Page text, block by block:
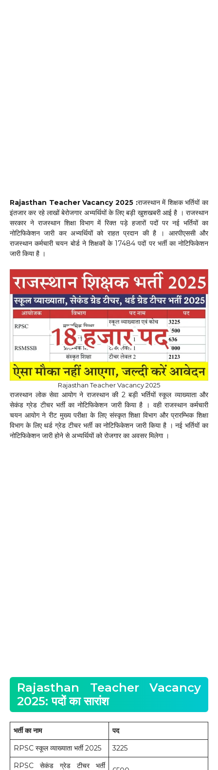
Rajasthan Teacher Vacancy 2025 :राजस्थान में शिक्षक भर्तियों का
इंतजार कर रहे लाखों बेरोजगार अभ्यर्थियों के लिए बड़ी खुशखबरी आई है । राजस्थान
सरकार ने राजस्थान शिक्षा विभाग में रिक्त पड़े हजारों पदों पर नई भर्तियों का
नोटिफिकेशन जारी कर अभ्यर्थियों को राहत प्रदान की है । आरपीएससी और
राजस्थान कर्मचारी चयन बोर्ड ने शिक्षकों के 17484 पदों पर भर्ती का नोटिफिकेशन
जारी किया है ।
Rajasthan Teacher Vacancy 2025
राजस्थान लोक सेवा आयोग ने राजस्थान की 2 बड़ी भर्तियों स्कूल व्याख्याता और
सेकंड ग्रेड टीचर भर्ती का नोटिफिकेशन जारी किया है । वही राजस्थान कर्मचारी
चयन आयोग ने रीट मुख्य परीक्षा के लिए संस्कृत शिक्षा विभाग और प्रारम्भिक शिक्षा
विभाग के लिए थर्ड ग्रेड टीचर भर्ती का नोटिफिकेशन जारी किया है । नई भर्तियों का
नोटिफिकेशन जारी होने से अभ्यर्थियों को रोजगार का अवसर मिलेगा ।
Rajasthan Teacher Vacancy
2025: पदों का सारांश
भर्ती का नाम
पद
RPSC स्कूल व्याख्याता भर्ती 2025
3225
RPSC सेकंड ग्रेड टीचर भर्ती